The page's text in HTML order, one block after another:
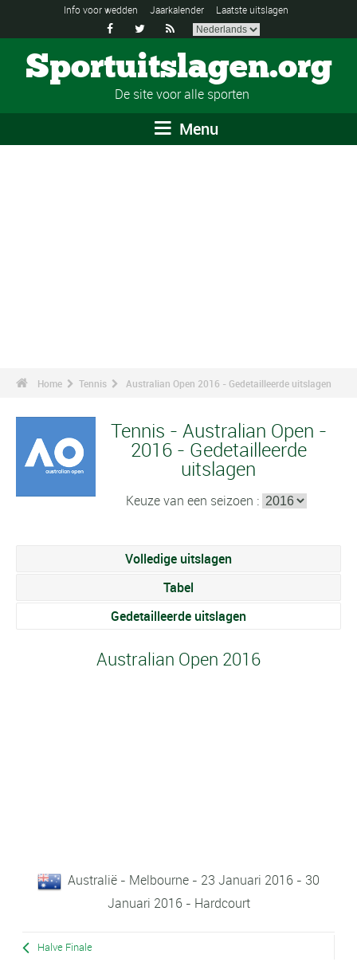
Info voor wedden Jaarkalender Laatste uitslagen
  
Sportuitslagen.org
De site voor alle sporten
Menu
Home Tennis Australian Open 2016 - Gedetailleerde uitslagen
Tennis - Australian Open -
2016 - Gedetailleerde
uitslagen
Keuze van een seizoen :
Volledige uitslagen
Tabel
Gedetailleerde uitslagen
Australian Open 2016
Australië - Melbourne - 23 Januari 2016 - 30
Januari 2016 - Hardcourt
Halve Finale